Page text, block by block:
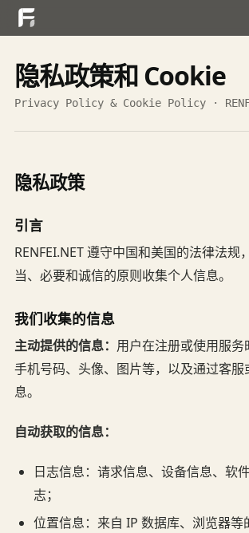
隐私政策和 Cookie
Privacy Policy & Cookie Policy ·
隐私政策
引言
RENFEI.NET 遵守中国和美国的法律法规
当、必要和诚信的原则收集个人信息。
我们收集的信息
主动提供的信息： 用户在注册或使用服务
手机号码、头像、图片等，以及通过客
息。
自动获取的信息：
日志信息：请求信息、设备信息、软
志；
位置信息：来自 IP 数据库、浏览器等